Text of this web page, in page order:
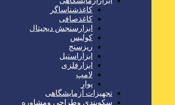
کاغذشناساگر
کاغذصافی
ابزارسنجش دیجیتال
کولیس
ریزسنج
ابزاراستیل
ابزارفلزی
لامپ
پوار
تجهیزات آزمایشگاهی
سکوبندی وطراحی ومشاوره